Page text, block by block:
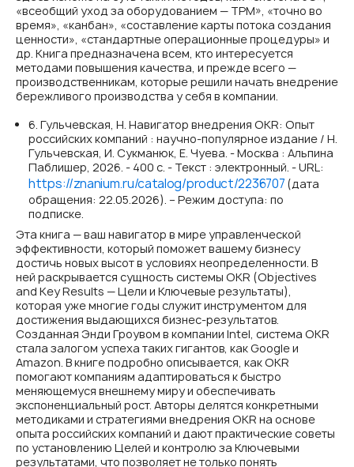
«всеобщий уход за оборудованием — TPM», «точно во
время», «канбан», «составление карты потока создания
ценности», «стандартные операционные процедуры» и
др. Книга предназначена всем, кто интересуется
методами повышения качества, и прежде всего —
производственникам, которые решили начать внедрение
бережливого производства у себя в компании.
6. Гульчевская, Н. Навигатор внедрения OKR: Опыт
российских компаний : научно-популярное издание / Н.
Гульчевская, И. Сукманюк, Е. Чуева. - Москва : Альпина
Паблишер, 2026. - 400 с. - Текст : электронный. - URL:
https://znanium.ru/catalog/product/2236707 (дата
обращения: 22.05.2026). – Режим доступа: по
подписке.
Эта книга — ваш навигатор в мире управленческой
эффективности, который поможет вашему бизнесу
достичь новых высот в условиях неопределенности. В
ней раскрывается сущность системы OKR (Objectives
and Key Results — Цели и Ключевые результаты),
которая уже многие годы служит инструментом для
достижения выдающихся бизнес-результатов.
Созданная Энди Гроувом в компании Intel, система OKR
стала залогом успеха таких гигантов, как Google и
Amazon. В книге подробно описывается, как OKR
помогают компаниям адаптироваться к быстро
меняющемуся внешнему миру и обеспечивать
экспоненциальный рост. Авторы делятся конкретными
методиками и стратегиями внедрения OKR на основе
опыта российских компаний и дают практические советы
по установлению Целей и контролю за Ключевыми
результатами, что позволяет не только понять